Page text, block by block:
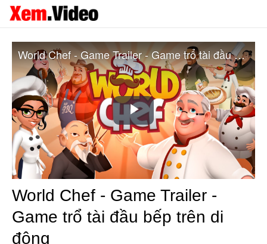
Play
Video
World Chef - Game Trailer - Game trổ tài đầu bếp trên di động
World Chef - Game Trailer -
Game trổ tài đầu bếp trên di
động